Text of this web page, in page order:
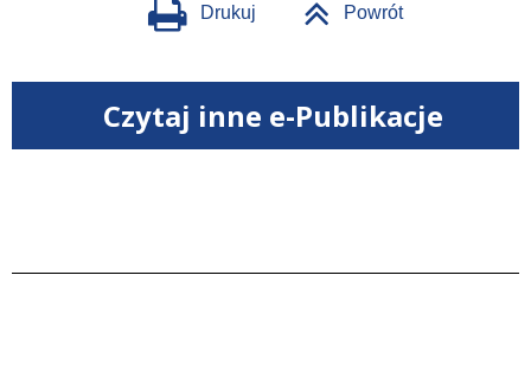
Drukuj Powrót
Czytaj inne e-Publikacje